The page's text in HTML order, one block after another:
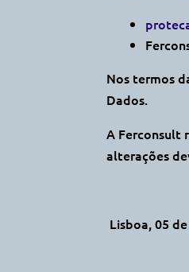
Nos termos
Dados.
A Ferconsult
alterações
Lisboa, 05